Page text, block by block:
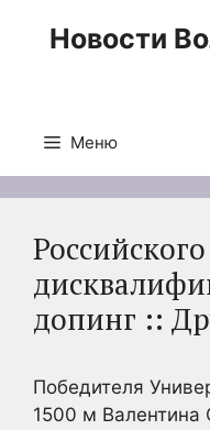
Новости
Меню
допинг ::
Победителя
1500 м Валентина